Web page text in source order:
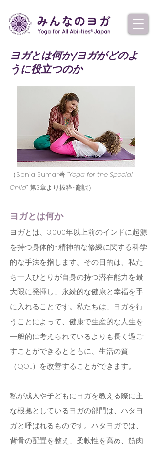
​ヨガとは何か/ヨガがどのよ
うに役立つのか
（Sonia Sumar著 “Yoga for the Special
Child” 第3章より抜粋･翻訳）
ヨガとは何か
ヨガとは、3,000年以上前のインドに起源
を持つ身体的･精神的な修練に関する科学
的な手法を指します。その目的は、私た
ち一人ひとりが自身の持つ潜在能力を最
大限に発揮し、永続的な健康と幸福を手
に入れることです。私たちは、ヨガを行
うことによって、健康で生産的な人生を
一般的に考えられているよりも長く過ご
すことができるとともに、生活の質
（QOL）を改善することができます。
私が成人や子どもにヨガを教える際に主
な根拠としているヨガの部門は、ハタヨ
ガと呼ばれるものです。ハタヨガでは、
背骨の配置を整え、柔軟性を高め、筋肉